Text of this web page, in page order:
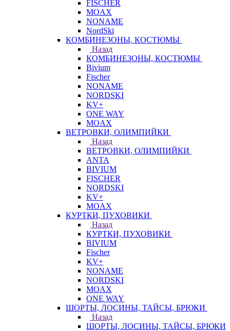
FISCHER
MOAX
NONAME
NordSki
КОМБИНЕЗОНЫ, КОСТЮМЫ
Назад
КОМБИНЕЗОНЫ, КОСТЮМЫ
Bivium
Fischer
NONAME
NORDSKI
KV+
ONE WAY
MOAX
ВЕТРОВКИ, ОЛИМПИЙКИ
Назад
ВЕТРОВКИ, ОЛИМПИЙКИ
ANTA
BIVIUM
FISCHER
NORDSKI
KV+
MOAX
КУРТКИ, ПУХОВИКИ
Назад
КУРТКИ, ПУХОВИКИ
BIVIUM
Fischer
KV+
NONAME
NORDSKI
MOAX
ONE WAY
ШОРТЫ, ЛОСИНЫ, ТАЙСЫ, БРЮКИ
Назад
ШОРТЫ, ЛОСИНЫ, ТАЙСЫ, БРЮКИ